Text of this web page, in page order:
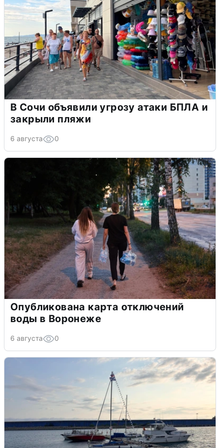
В Сочи объявили угрозу атаки БПЛА и
закрыли пляжи
6 августа 0
Опубликована карта отключений
воды в Воронеже
6 августа 0